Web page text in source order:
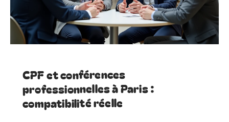
CPF et conférences
professionnelles à Paris :
compatibilité réelle